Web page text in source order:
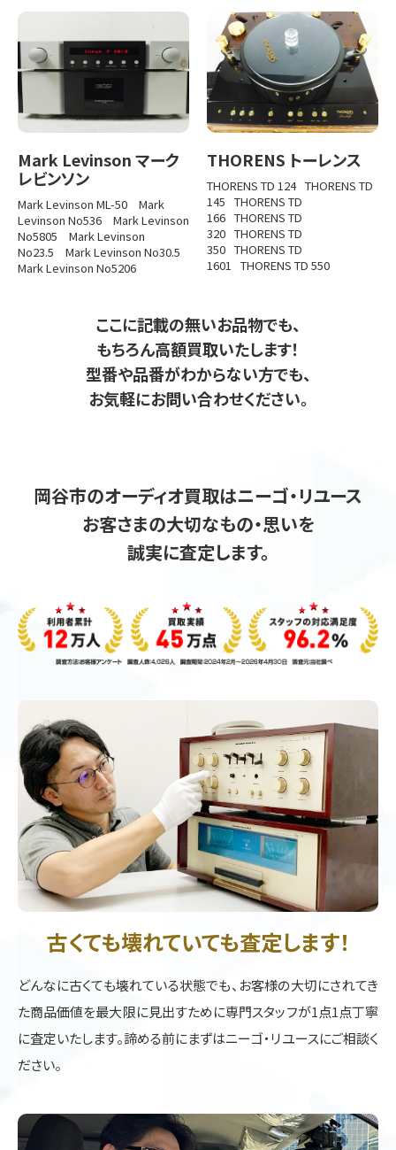
Mark Levinson マーク
レビンソン
Mark Levinson ML-50
Mark
Levinson No536
Mark Levinson
No5805
Mark Levinson
No23.5
Mark Levinson No30.5
Mark Levinson No5206
THORENS トーレンス
THORENS TD 124 THORENS TD
145 THORENS TD
166 THORENS TD
320 THORENS TD
350 THORENS TD
1601 THORENS TD 550
ここに記載の無いお品物でも、
もちろん高額買取いたします！
型番や品番がわからない方でも、
お気軽にお問い合わせください。
岡谷市のオーディオ買取はニーゴ・リユース
お客さまの大切なもの・思いを
誠実に査定します。
古くても壊れていても査定します！
どんなに古くても壊れている状態でも、お客様の大切にされてき
た商品価値を最大限に見出すために専門スタッフが1点1点丁寧
に査定いたします。諦める前にまずはニーゴ・リユースにご相談く
ださい。